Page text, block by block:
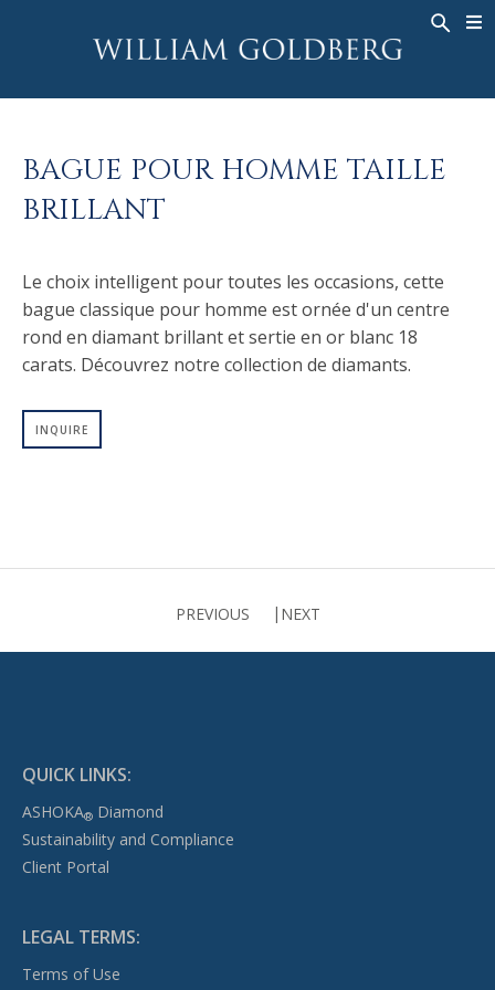
HAUTE JOAILLERIE
BAGUES POUR HOMME
COLLIERS
BOUCLES D’OREILLES
BRACELETS
MONTRES
ASHOKA JOAILLERIE
BAGUES
BANDS
COLLIERS
PENDENTIFS
BOUCLES D’OREILLES
TALISMAN
HISTOIRE
ASHOKA®
BAGUE POUR HOMME TAILLE
BRILLANT
Le choix intelligent pour toutes les occasions, cette
bague classique pour homme est ornée d'un centre
rond en diamant brillant et sertie en or blanc 18
carats. Découvrez notre collection de diamants.
INQUIRE
PREVIOUS NEXT
QUICK LINKS:
ASHOKA®Diamond
Sustainability and Compliance
Client Portal
LEGAL TERMS:
Terms of Use